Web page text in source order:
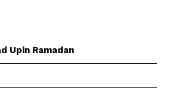
Upin Ramadan